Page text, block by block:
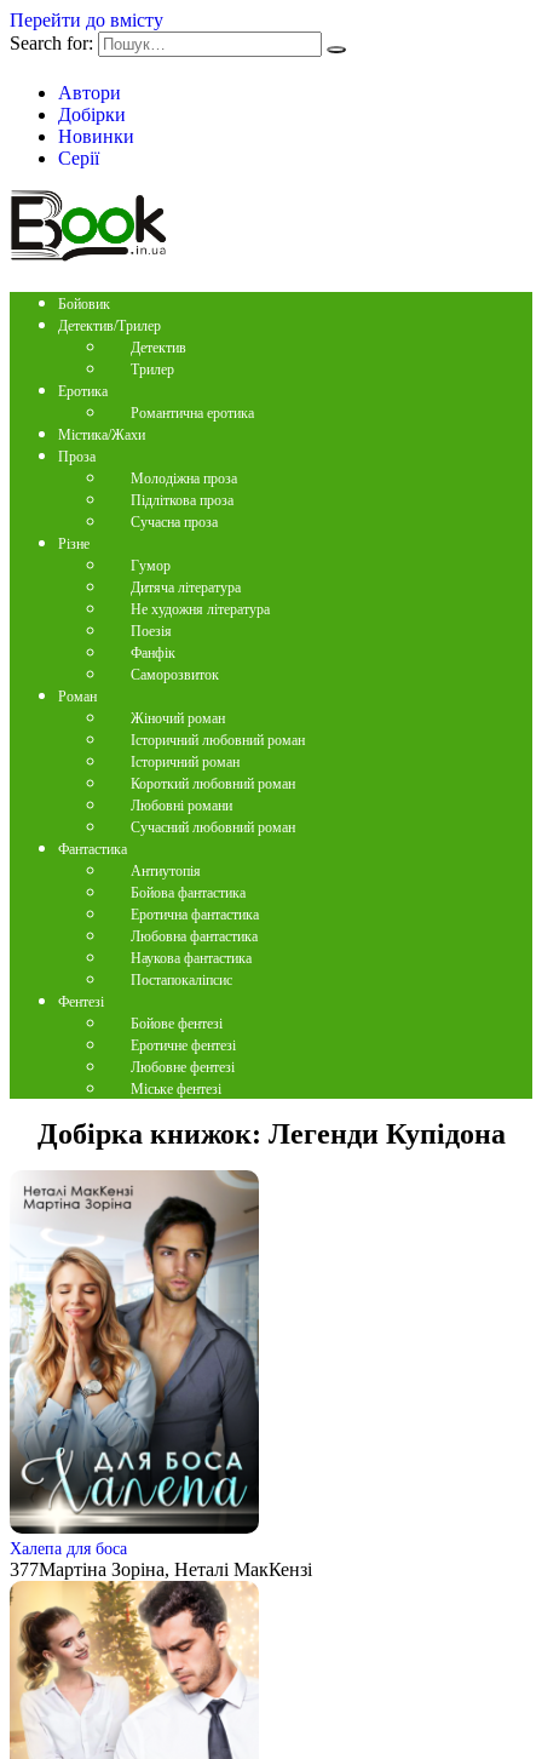
Перейти до вмісту
Search for:
Автори
Добірки
Новинки
Серії
Бойовик
Детектив/Трилер
Детектив
Трилер
Еротика
Романтична еротика
Містика/Жахи
Проза
Молодіжна проза
Підліткова проза
Сучасна проза
Різне
Гумор
Дитяча література
Не художня література
Поезія
Фанфік
Саморозвиток
Роман
Жіночий роман
Історичний любовний роман
Історичний роман
Короткий любовний роман
Любовні романи
Сучасний любовний роман
Фантастика
Антиутопія
Бойова фантастика
Еротична фантастика
Любовна фантастика
Наукова фантастика
Постапокаліпсис
Фентезі
Бойове фентезі
Еротичне фентезі
Любовне фентезі
Міське фентезі
Добірка книжок: Легенди Купідона
Халепа для боса
377Мартіна Зоріна, Неталі МакКензі